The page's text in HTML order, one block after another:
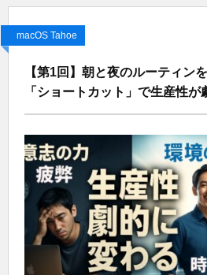
macOS Tahoe
【第1回】朝と夜のルーティン
「ショートカット」で生産性が